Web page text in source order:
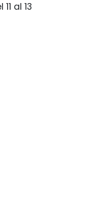
al 13